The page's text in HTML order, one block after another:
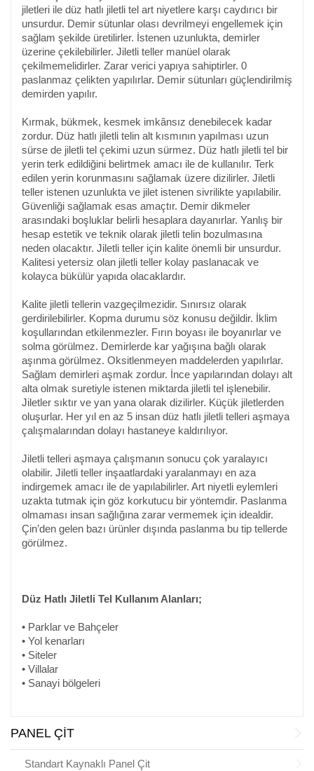
jiletleri ile düz hatlı jiletli tel art niyetlere karşı caydırıcı bir
unsurdur. Demir sütunlar olası devrilmeyi engellemek için
sağlam şekilde üretilirler. İstenen uzunlukta, demirler
üzerine çekilebilirler. Jiletli teller manüel olarak
çekilmemelidirler. Zarar verici yapıya sahiptirler. 0
paslanmaz çelikten yapılırlar. Demir sütunları güçlendirilmiş
demirden yapılır.
Kırmak, bükmek, kesmek imkânsız denebilecek kadar
zordur. Düz hatlı jiletli telin alt kısmının yapılması uzun
sürse de jiletli tel çekimi uzun sürmez. Düz hatlı jiletli tel bir
yerin terk edildiğini belirtmek amacı ile de kullanılır. Terk
edilen yerin korunmasını sağlamak üzere dizilirler. Jiletli
teller istenen uzunlukta ve jilet istenen sivrilikte yapılabilir.
Güvenliği sağlamak esas amaçtır. Demir dikmeler
arasındaki boşluklar belirli hesaplara dayanırlar. Yanlış bir
hesap estetik ve teknik olarak jiletli telin bozulmasına
neden olacaktır. Jiletli teller için kalite önemli bir unsurdur.
Kalitesi yetersiz olan jiletli teller kolay paslanacak ve
kolayca bükülür yapıda olacaklardır.
Kalite jiletli tellerin vazgeçilmezidir. Sınırsız olarak
gerdirilebilirler. Kopma durumu söz konusu değildir. İklim
koşullarından etkilenmezler. Fırın boyası ile boyanırlar ve
solma görülmez. Demirlerde kar yağışına bağlı olarak
aşınma görülmez. Oksitlenmeyen maddelerden yapılırlar.
Sağlam demirleri aşmak zordur. İnce yapılarından dolayı alt
alta olmak suretiyle istenen miktarda jiletli tel işlenebilir.
Jiletler sıktır ve yan yana olarak dizilirler. Küçük jiletlerden
oluşurlar. Her yıl en az 5 insan düz hatlı jiletli telleri aşmaya
çalışmalarından dolayı hastaneye kaldırılıyor.
Jiletli telleri aşmaya çalışmanın sonucu çok yaralayıcı
olabilir. Jiletli teller inşaatlardaki yaralanmayı en aza
indirgemek amacı ile de yapılabilirler. Art niyetli eylemleri
uzakta tutmak için göz korkutucu bir yöntemdir. Paslanma
olmaması insan sağlığına zarar vermemek için idealdir.
Çin’den gelen bazı ürünler dışında paslanma bu tip tellerde
görülmez.
Düz Hatlı Jiletli Tel Kullanım Alanları;
• Parklar ve Bahçeler
• Yol kenarları
• Siteler
• Villalar
• Sanayi bölgeleri
PANEL ÇİT
Standart Kaynaklı Panel Çit